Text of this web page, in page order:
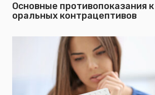
Основные противопоказания
оральных контрацептивов